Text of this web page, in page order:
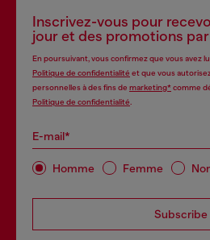
Inscrivez-vous pour
jour et des promotions par
En poursuivant, vous confirmez que vous avez
Politique de confidentialité et que vous
personnelles à des fins de marketing*comme
Politique de confidentialité
E-mail*
Homme Femme
Subscribe